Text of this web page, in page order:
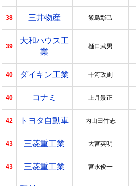
38 三井物産 飯島彰己
39
大和ハウス工
業
樋口武男
40 ダイキン工業 十河政則
40 コナミ 上月景正
42 トヨタ自動車 内山田竹志
43 三菱重工業 大宮英明
43 三菱重工業 宮永俊一